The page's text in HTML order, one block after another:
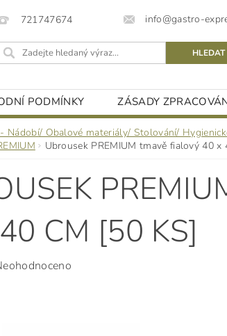
721747674 info@gastro-
PODMÍNKY ZÁSADY
Nádobí/ Obalové materiály/ Stolování/
Ubrousek PREMIUM tmavě fialový 40 x
CM [50 KS]